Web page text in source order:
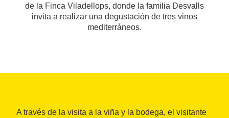
de la Finca Viladellops, donde la familia Desvalls
invita a realizar una degustación de tres vinos
mediterráneos.
A través de la visita a la viña y la bodega, el visitante